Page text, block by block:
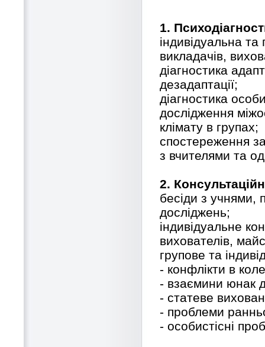
1.
індивідуальна та
викладачів,
діагностика
дезадаптації;
діагностика
дослідження
клімату в групах;
спостереження
з вчителями та
2.
бесіди з учнями,
досліджень;
індивідуальне
вихователів,
групове та
- конфлікти в
- взаємини юнак
- статеве
- проблеми
- особистісні